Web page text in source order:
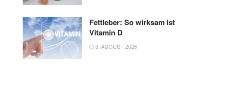
Fettleber: So wirksam ist
Vitamin D
3. AUGUST 2026